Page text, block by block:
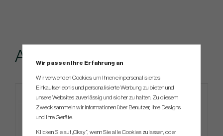
Andere kauften...
4 FOR 3
Wir passen Ihre Erfahrung an
Wir verwenden Cookies, um Ihnen ein personalisiertes
Einkaufserlebnis und personalisierte Werbung zu bieten und
unsere Websites zuverlässig und sicher zu halten. Zu diesem
Zweck sammeln wir Informationen über Benutzer, ihre Designs
und ihre Geräte.
Klicken Sie auf „Okay“, wenn Sie alle Cookies zulassen, oder